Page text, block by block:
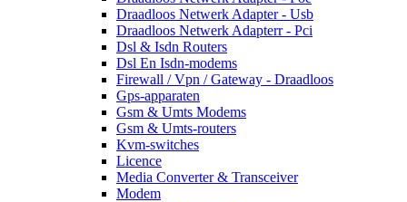
Draadloos Netwerk Adapter - Usb
Draadloos Netwerk Adapterr - Pci
Dsl & Isdn Routers
Dsl En Isdn-modems
Firewall / Vpn / Gateway - Draadloos
Gps-apparaten
Gsm & Umts Modems
Gsm & Umts-routers
Kvm-switches
Licence
Media Converter & Transceiver
Modem